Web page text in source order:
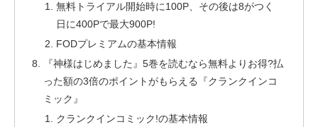
無料トライアル開始時に100P、その後は8がつく
日に400Pで最大900P!
FODプレミアムの基本情報
『神様はじめました』5巻を読むなら無料よりお得?払
った額の3倍のポイントがもらえる『クランクインコ
ミック』
クランクインコミック!の基本情報